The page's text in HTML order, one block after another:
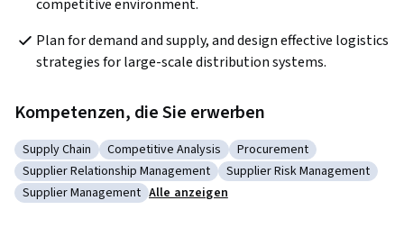
competitive environment.
Plan for demand and supply, and design effective logistics
strategies for large-scale distribution systems.
Kompetenzen, die Sie erwerben
Kategorie: Supply Chain
Supply Chain Kategorie: Competitive Analysis
Competitive Analysis Kategorie: Procurement
Procurement
Kategorie: Supplier Relationship Management
Supplier Relationship Management Kategorie: Supplier Risk
Supplier Risk Management
Kategorie: Supplier Management
Supplier Management Alle anzeigen